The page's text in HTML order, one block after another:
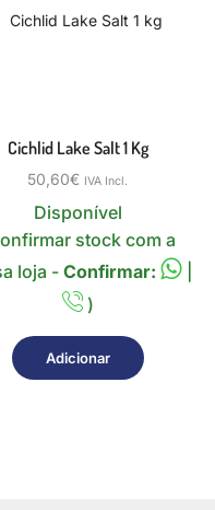
Cichlid Lake Salt 1 Kg
50,60€ IVA Incl.
Disponível
stock com a
loja -Confirmar:
)
Adicionar